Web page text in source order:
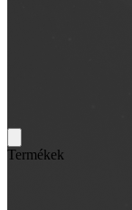
Termékek